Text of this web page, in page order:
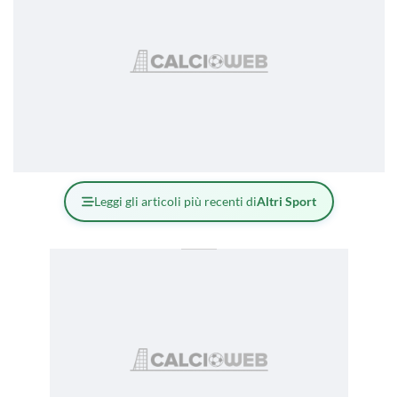
Leggi gli articoli più recenti diAltri Sport